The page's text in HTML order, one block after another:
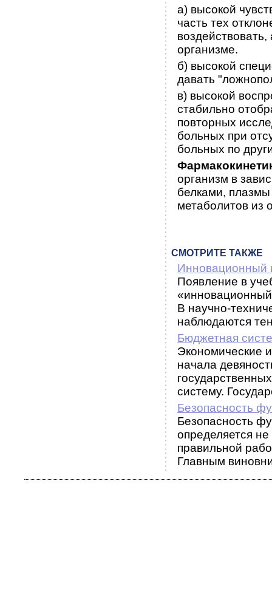
а) высокой
часть тех
организме.
б) высокой
давать
в) высокой
стабильно
повторных
больных при
больных по
организм в
белками,
метаболитов из
СМОТРИТЕ ТАКЖЕ
Инновационный
Появление в
В научно-
наблюдаются
Бюджетная
Экономические
начала
систему.
Безопасность
Безопасность
определяется
правильной
Главным